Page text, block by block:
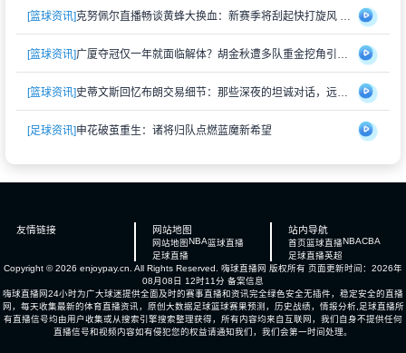
[篮球资讯] 克努佩尔直播畅谈黄蜂大换血：新赛季将刮起快打旋风 射手群蓄势待发
[篮球资讯] 广厦夺冠仅一年就面临解体？胡金秋遭多队重金挖角引猜测
[篮球资讯] 史蒂文斯回忆布朗交易细节：那些深夜的坦诚对话，远比想象中复杂
[足球资讯]申花破茧重生：诸将归队点燃蓝魔新希望
友情链接 网站地图
网站地图 NBA篮球直播
足球直播
站内导航
首页篮球直播NBACBA
足球直播英超
Copyright © 2026 enjoypay.cn. All Rights Reserved. 嗨球直播网 版权所有 页面更新时间：2026年
08月08日 12时11分 备案信息
嗨球直播网24小时为广大球迷提供全面及时的赛事直播和资讯完全绿色安全无插件，稳定安全的直播
网，每天收集最新的体育直播资讯，原创大数据足球篮球赛果预测，历史战绩，情报分析,足球直播所
有直播信号均由用户收集或从搜索引擎搜索整理获得，所有内容均来自互联网，我们自身不提供任何
直播信号和视频内容如有侵犯您的权益请通知我们，我们会第一时间处理。